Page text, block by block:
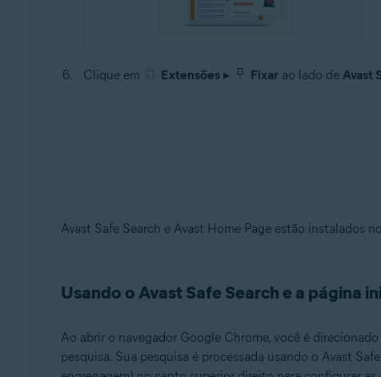
Clique em Extensões▸ Fixar ao lado de Avast
Avast Safe Search e Avast Home Page estão instalados
Usando o Avast Safe Search e a página
Ao abrir o navegador Google Chrome, você é
pesquisa. Sua pesquisa é processada usando o Avast